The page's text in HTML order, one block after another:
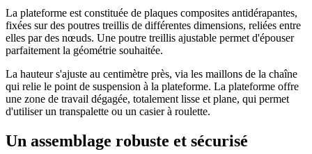
La plateforme est constituée de plaques composites antidérapantes,
fixées sur des poutres treillis de différentes dimensions, reliées entre
elles par des nœuds. Une poutre treillis ajustable permet d'épouser
parfaitement la géométrie souhaitée.
La hauteur s'ajuste au centimètre près, via les maillons de la chaîne
qui relie le point de suspension à la plateforme. La plateforme offre
une zone de travail dégagée, totalement lisse et plane, qui permet
d'utiliser un transpalette ou un casier à roulette.
Un assemblage robuste et sécurisé